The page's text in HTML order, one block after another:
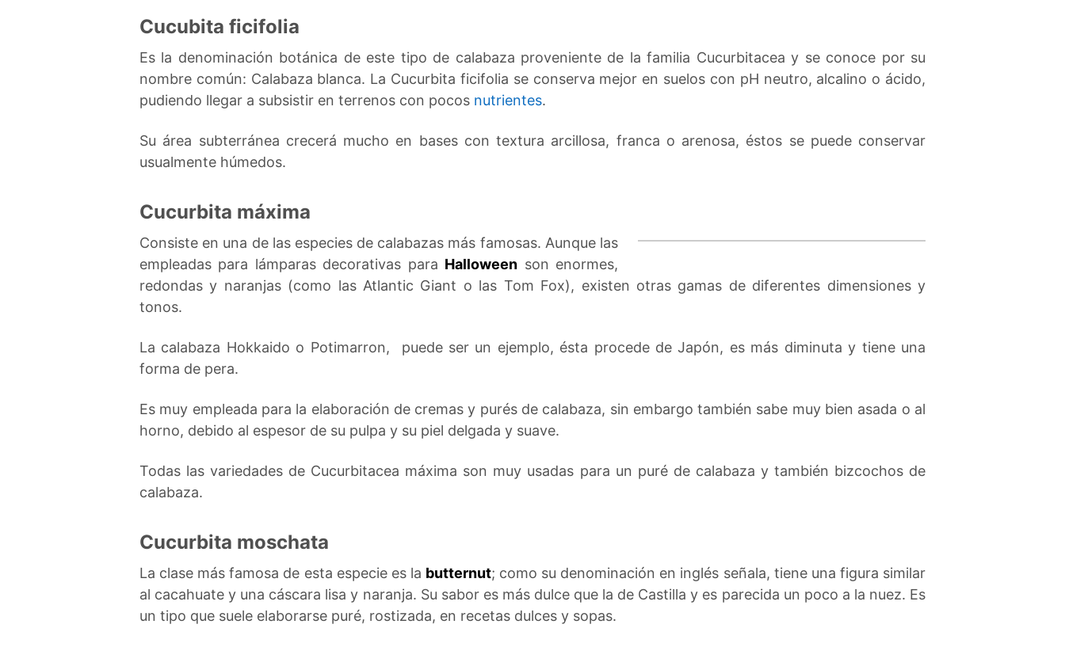
Cucubita ficifolia
Es la denominación botánica de este tipo de calabaza proveniente de la familia Cucurbitacea y se conoce por su
nombre común: Calabaza blanca. La Cucurbita ficifolia se conserva mejor en suelos con pH neutro, alcalino o ácido,
pudiendo llegar a subsistir en terrenos con pocos nutrientes.
Su área subterránea crecerá mucho en bases con textura arcillosa, franca o arenosa, éstos se puede conservar
usualmente húmedos.
Cucurbita máxima
Consiste en una de las especies de calabazas más famosas. Aunque las
empleadas para lámparas decorativas para Halloween son enormes,
redondas y naranjas (como las Atlantic Giant o las Tom Fox), existen otras gamas de diferentes dimensiones y
tonos.
La calabaza Hokkaido o Potimarron, puede ser un ejemplo, ésta procede de Japón, es más diminuta y tiene una
forma de pera.
Es muy empleada para la elaboración de cremas y purés de calabaza, sin embargo también sabe muy bien asada o al
horno, debido al espesor de su pulpa y su piel delgada y suave.
Todas las variedades de Cucurbitacea máxima son muy usadas para un puré de calabaza y también bizcochos de
calabaza.
Cucurbita moschata
La clase más famosa de esta especie es la butternut; como su denominación en inglés señala, tiene una figura similar
al cacahuate y una cáscara lisa y naranja. Su sabor es más dulce que la de Castilla y es parecida un poco a la nuez. Es
un tipo que suele elaborarse puré, rostizada, en recetas dulces y sopas.